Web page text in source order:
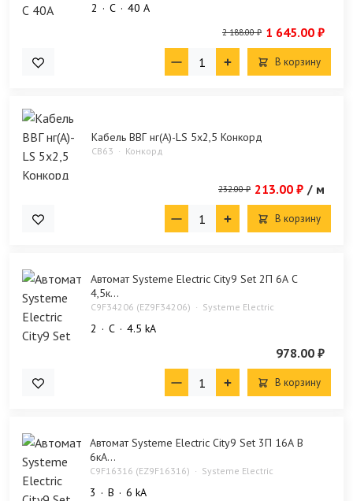
2 C 40 А
2 188.00 ₽ 1 645.00 ₽
В корзину
Кабель ВВГ нг(А)-LS 5х2,5 Конкорд
CB63 Конкорд
232.00 ₽ 213.00 ₽ / м
В корзину
Автомат Systeme Electric City9 Set 2П 6А С
4,5к...
C9F34206 (EZ9F34206) Systeme Electric
2 C 4.5 kA
978.00 ₽
В корзину
Автомат Systeme Electric City9 Set 3П 16А В
6кА...
C9F16316 (EZ9F16316) Systeme Electric
3 B 6 kA